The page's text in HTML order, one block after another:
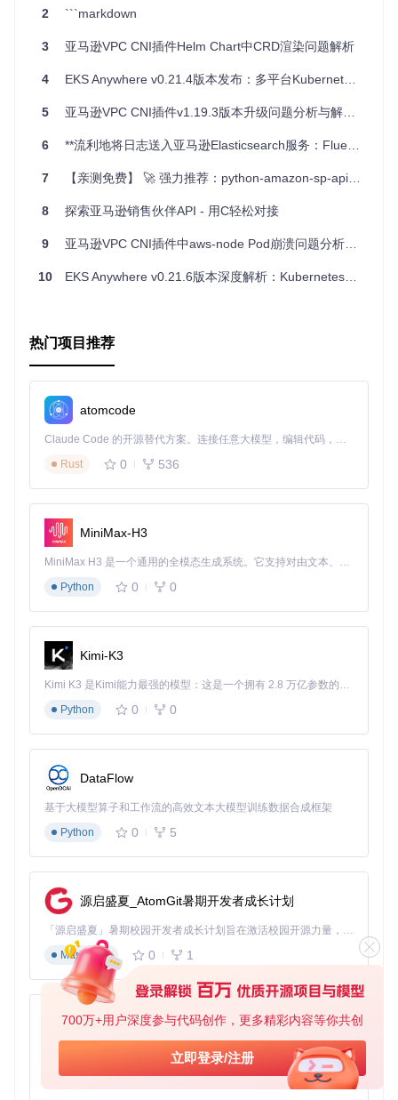
700万+用户深度参与代码创作，更多精彩内容等你共创
立即登录/注册
监控与日志
集成
Prometheus + Grafana 或使用
CloudWatch Containe
r Insights，实现深入的性能监测；配合Fluentd 和Cloudw
，轻松管理日志流。
付流程，加速软件迭代。
这只是冰山一角，还有更多关于网络、存储、服务网格等领域
细控制，EKS都能为你提供稳定可靠的基础设施。其灵活性和
EKS的特点在于：
统。
自动化管理
广泛工具支持：涵盖从集群创建到监控、安全的全方位工具
链。
无论你是开发者、运维人员还是技术经理，这份详尽的工具列
表都将是你探索EKS不可或缺的导航图。立即加入，开启你的
EKS探索之旅吧！
2 ```markdown
3 亚马逊VPC CNI插件Helm Chart中CRD渲染问题解析
4 EKS Anywhere v0.21.4版本发布：多平台Kubernetes管理新升级
5 亚马逊VPC CNI插件v1.19.3版本升级问题分析与解决方案
6 **流利地将日志送入亚马逊Elasticsearch服务：Fluent Plugin的新选择**
7 【亲测免费】 🚀 强力推荐：python-amazon-sp-api —— 您的亚马逊市场开发神器！
8 探索亚马逊销售伙伴API - 用C轻松对接
9 亚马逊VPC CNI插件中aws-node Pod崩溃问题分析与解决
10 EKS Anywhere v0.21.6版本深度解析：Kubernetes集群管理新特性与安全增强
热门项目推荐
atomcode
Claude Code 的开源替代方案。连接任意大模型，编辑代码，运行命令，自动验证 — 全自动执行。用 Rust 构建，极致性能。 ｜ An open-source alternative to Claude Code. Connect any LLM, edit code, run commands, and verify changes — autonomously. Built in Rust for speed. Get Started
Rust
0 536
MiniMax-H3
MiniMax H3 是一个通用的全模态生成系统。它支持对由文本、图像、视频和音频组成的多模态上下文进行统一理解，并能生成分辨率高达 2K、时长可达 15 秒的带原生立体声音频的视频。得益于面向任务泛化的系统设计，H3 在预训练阶段就已具备广泛的多模态上下文理解与生成能力，能够出色地执行复杂的多模态指令。
Python
0 0
Kimi-K3
Kimi K3 是Kimi能力最强的模型：这是一个拥有 2.8 万亿参数的混合专家（MoE）模型，具备原生视觉理解能力，并支持 100 万 token 的上下文窗口。
Python
0 0
DataFlow
基于大模型算子和工作流的高效文本大模型训练数据合成框架
Python
0 5
源启盛夏_AtomGit暑期开发者成长计划
「源启盛夏」暑期校园开发者成长计划旨在激活校园开源力量，通过积分激励、认证扶持、资源倾斜等形式，引导高校组织和开发者完成「入驻 — 建项目 — 做贡献 — 获认证 — 得资源」的完整闭环。无论你是想带领社团入驻平台的组织者，还是希望用代码贡献证明自己的开发者，都能在这里找到属于你的成长路径。
Markdown
0 1
py-xiaozhi
基于Python的Xiaozhi AI，适用于想要完整Xiaozhi体验而无需拥有专用硬件的用户。
Python
0 1